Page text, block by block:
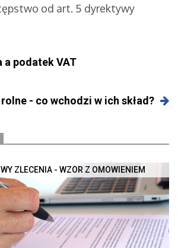
od art. 5 dyrektywy
a podatek VAT
- co wchodzi w ich skład?
ZLECENIA - WZÓR Z OMÓWIENIEM